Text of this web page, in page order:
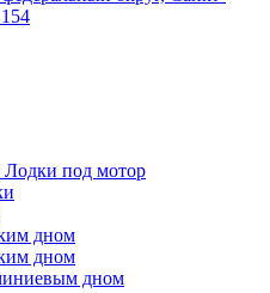
Лодки под мотор
дном
дном
дном